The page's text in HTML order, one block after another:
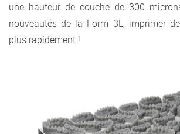
une hauteur de couche de 300
nouveautés de la Form 3L, imprimer
plus rapidement !